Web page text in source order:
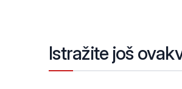
Istražite još